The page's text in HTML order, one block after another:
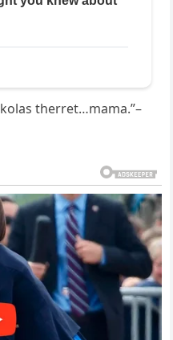
therret…mama.”–